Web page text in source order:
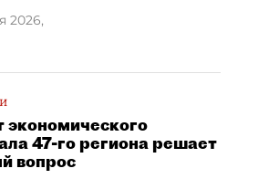
2026,
экономического
47-го региона решает
вопрос